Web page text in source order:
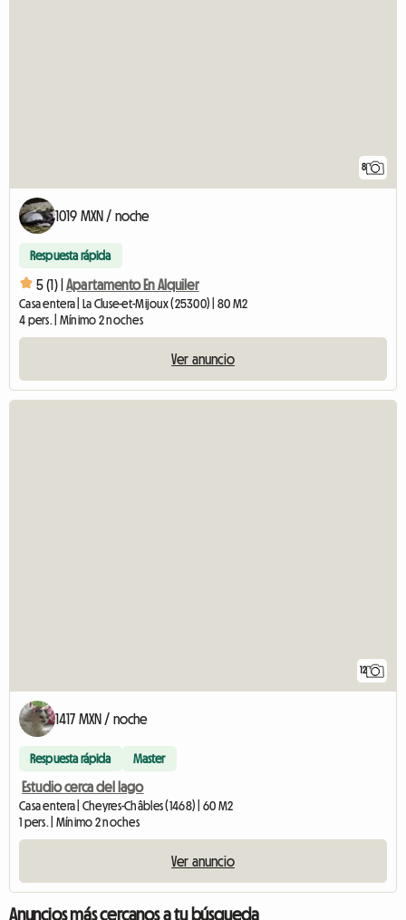
8
1019 MXN / noche
Respuesta rápida
5 (1) | Apartamento En Alquiler
Casa entera | La Cluse-et-Mijoux (25300) | 80 M2
4 pers. | Mínimo 2 noches
Ver anuncio
12
1417 MXN / noche
Respuesta rápida Master
Estudio cerca del lago
Casa entera | Cheyres-Châbles (1468) | 60 M2
1 pers. | Mínimo 2 noches
Ver anuncio
Anuncios más cercanos a tu búsqueda